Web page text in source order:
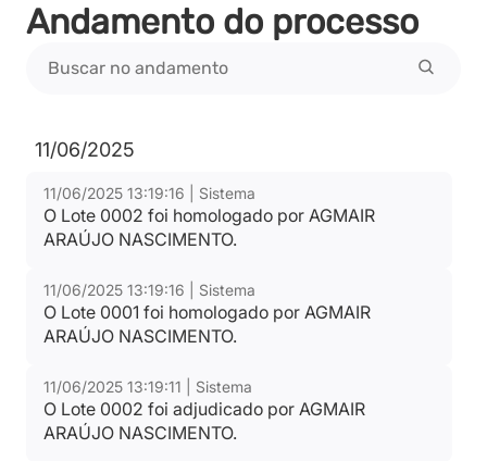
Termo de Adjudicação
Termo de Homologação
Tipo:Documento
Propostas Readequadas
Tipo: Documento
Andamento do processo
11/06/2025
11/06/2025 13:19:16 | Sistema
O Lote 0002 foi homologado por AGMAIR
ARAÚJO NASCIMENTO.
11/06/2025 13:19:16 | Sistema
O Lote 0001 foi homologado por AGMAIR
ARAÚJO NASCIMENTO.
11/06/2025 13:19:11 | Sistema
O Lote 0002 foi adjudicado por AGMAIR
ARAÚJO NASCIMENTO.